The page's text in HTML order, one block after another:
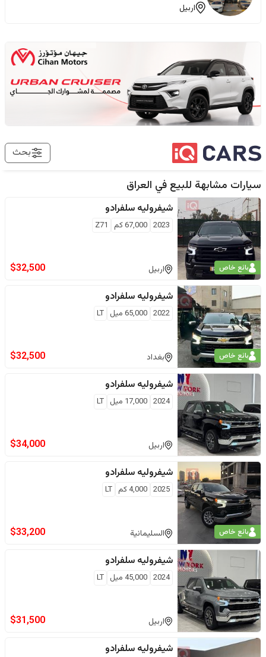
اربيل
بحث
سيارات مشابهة للبيع في العراق
بائع خاص
شيفروليه سلفرادو
2023
67,000كم Z71
اربيل $32,500
بائع خاص
شيفروليه سلفرادو
2022
65,000 ميل LT
بغداد $32,500
شيفروليه سلفرادو
2024
17,000 ميل LT
اربيل $34,000
بائع خاص
شيفروليه سلفرادو
2025
4,000كم LT
السليمانية $33,200
شيفروليه سلفرادو
2024
45,000 ميل LT
اربيل $31,500
شيفروليه سلفرادو